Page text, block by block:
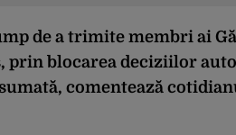
de a trimite membri ai
prin blocarea deciziilor
comentează